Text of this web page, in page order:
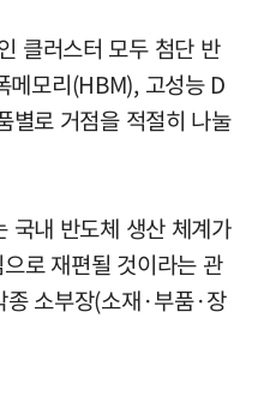
클러스터 모두 첨단 반
메모리(HBM), 고성능 D
별로 거점을 적절히 나눌
국내 반도체 생산 체계가
로 재편될 것이라는 관
소부장(소재·부품·장